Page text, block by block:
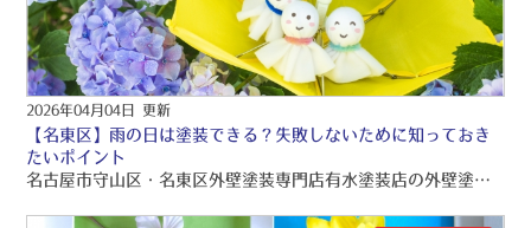
2026年04月04日 更新
【名東区】雨の日は塗装できる？失敗しないために知っておき
たいポイント
名古屋市守山区・名東区外壁塗装専門店有水塗装店の外壁塗装ブログをお読みくださり、誠にありがとうございますo(〃＾▽＾〃)o 名古屋市守山区・名東区を中心に、品質保証の外壁塗装・屋根塗装・雨漏り工事をご提供しております！！ 引き続きブログをお読みいただき、より良い外壁塗装・屋根塗装・雨漏り工事にして頂きたいです(/≧▽≦)/